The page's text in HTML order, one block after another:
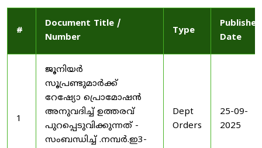
#
Document Title /
Number
Type
Published
Date
1
ജൂനിയർ
സൂപ്രണ്ടുമാർക്ക്
റേഷ്യോ പ്രൊമോഷൻ
അനുവദിച്ച് ഉത്തരവ്
പുറപ്പെടുവിക്കുന്നത് -
സംബന്ധിച്ച് .നമ്പർ.ഇ3-
Dept
Orders
25-09-
2025